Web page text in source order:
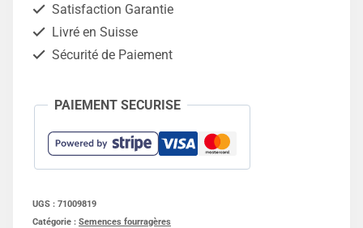
15kg
Satisfaction Garantie
Livré en Suisse
Sécurité de Paiement
PAIEMENT SECURISE
UGS : 71009819
Catégorie : Semences fourragères